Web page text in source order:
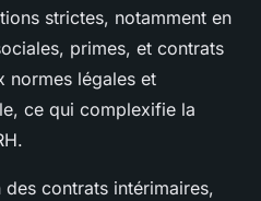
strictes, notamment en
primes, et contrats
normes légales et
ce qui complexifie la
contrats intérimaires,